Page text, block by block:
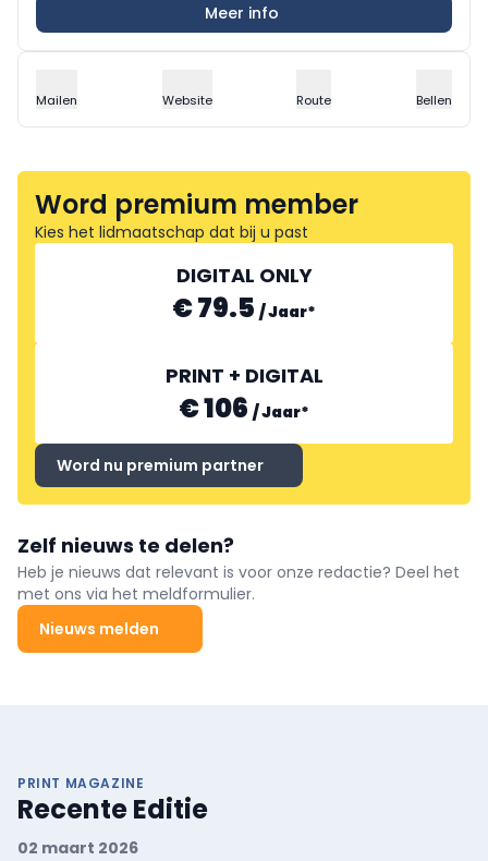
Meer info
Mailen Website Route Bellen
Word premium member
Kies het lidmaatschap dat bij u past
DIGITAL ONLY
€ 79.5 /Jaar*
PRINT + DIGITAL
€ 106 /Jaar*
Word nu premium partner
Zelf nieuws te delen?
Heb je nieuws dat relevant is voor onze redactie? Deel het
met ons via het meldformulier.
Nieuws melden
PRINT MAGAZINE
Recente Editie
02 maart 2026